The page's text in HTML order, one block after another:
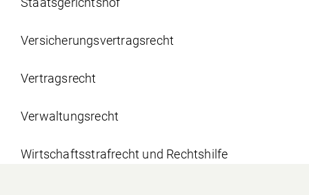
Versicherungs­vertrags­recht
Vertragsrecht
Verwaltungsrecht
Wirtschaftsstrafrecht und Rechtshilfe